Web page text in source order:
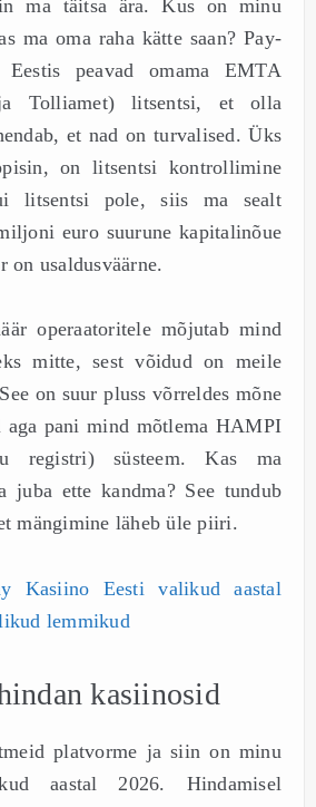
ma täitsa ära. Kus on minu
ma oma raha kätte saan? Pay-
peavad omama EMTA
Tolliamet) litsentsi, et olla
et nad on turvalised. Üks
on litsentsi kontrollimine
litsentsi pole, siis ma sealt
euro suurune kapitalinõue
on usaldusväärne.
operaatoritele mõjutab mind
mitte, sest võidud on meile
on suur pluss võrreldes mõne
pani mind mõtlema HAMPI
registri) süsteem. Kas ma
juba ette kandma? See tundub
mängimine läheb üle piiri.
Kasiino Eesti valikud aastal
lemmikud
kasiinosid
platvorme ja siin on minu
aastal 2026. Hindamisel